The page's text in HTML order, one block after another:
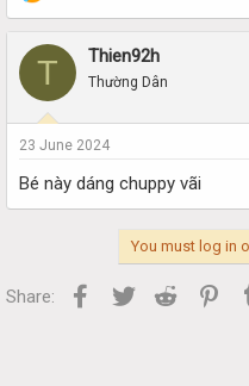
T Thien92h
Thường Dân
23 June 2024
Bé này dáng chuppy vãi
You must log in
Share: Facebook
Twitter Reddit